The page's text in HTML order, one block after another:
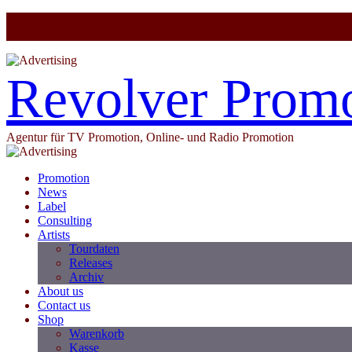
Revolver
Agentur für TV Promotion, Online- und Radio Promotion
Promotion
News
Label
Consulting
Artists
Tourdaten
Releases
Archiv
About us
Contact us
Shop
Warenkorb
Kasse